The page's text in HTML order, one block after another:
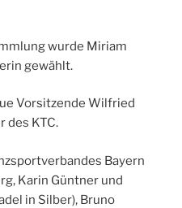
wurde Miriam
gewählt.
Vorsitzende Wilfried
des KTC.
Bayern
Karin Güntner und
in Silber), Bruno